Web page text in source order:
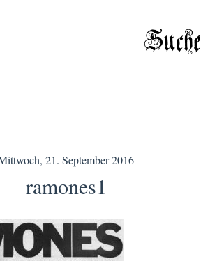
Suche
21. September 2016
ramones1